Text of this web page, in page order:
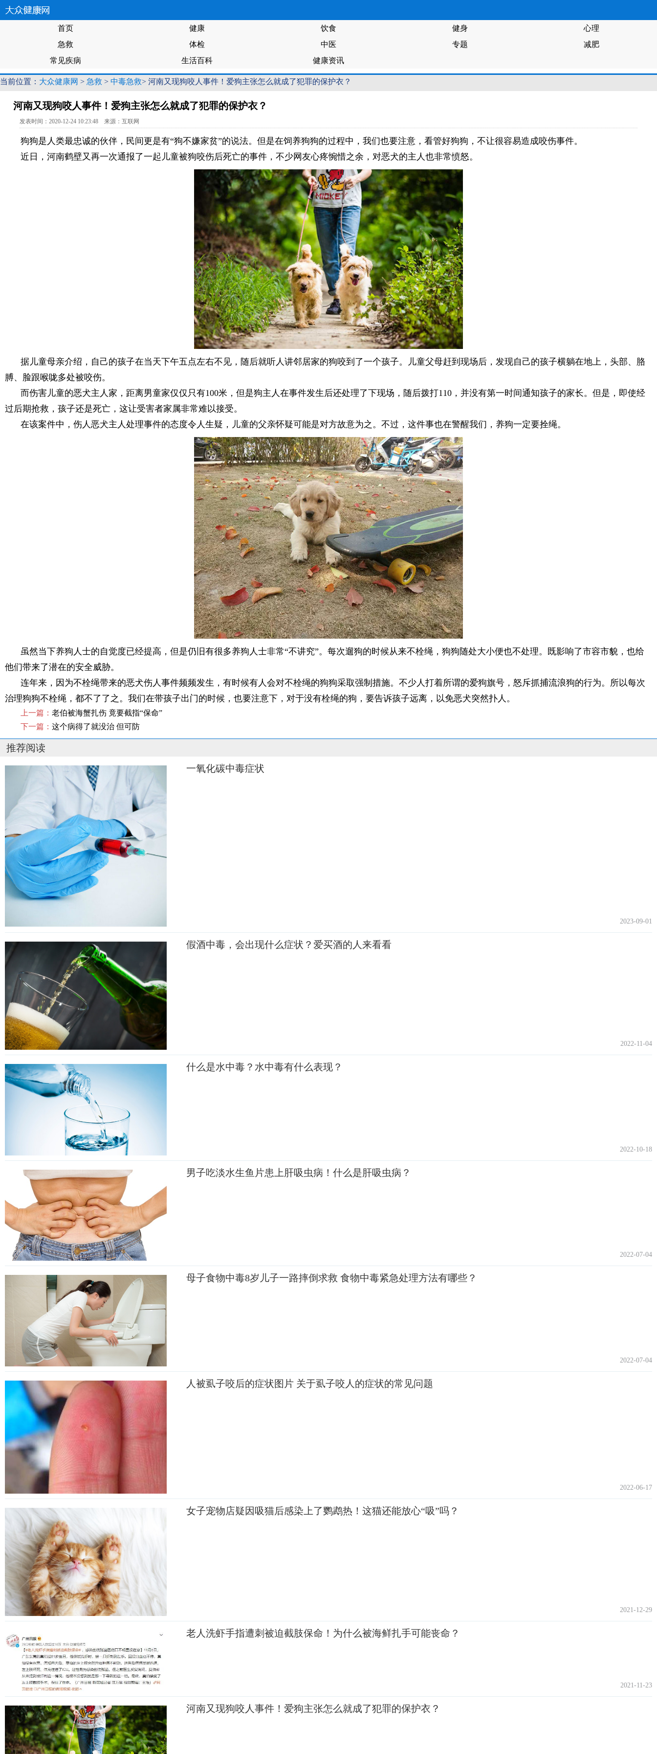
首页 健康 饮食 健身
心理
急救
体检 中医 专题
减肥
常见疾病
生活百科 健康资讯
当前位置： 大众健康网 > 急救 > 中毒急救> 河南又现狗咬人事件！爱狗主张怎么就成了犯罪的保护衣？
河南又现狗咬人事件！爱狗主张怎么就成了犯罪的保护衣？
发表时间：2020-12-24 10:23:48 来源：互联网
狗狗是人类最忠诚的伙伴，民间更是有“狗不嫌家贫”的说法。但是在饲养狗狗的过程中，我们也要注意，看管好狗狗，不让很容易造成咬伤事件。
近日，河南鹤壁又再一次通报了一起儿童被狗咬伤后死亡的事件，不少网友心疼惋惜之余，对恶犬的主人也非常愤怒。
据儿童母亲介绍，自己的孩子在当天下午五点左右不见，随后就听人讲邻居家的狗咬到了一个孩子。儿童父母赶到现场后，发现自己的孩子横躺在地上，头部、胳
膊、脸跟喉咙多处被咬伤。
而伤害儿童的恶犬主人家，距离男童家仅仅只有100米，但是狗主人在事件发生后还处理了下现场，随后拨打110，并没有第一时间通知孩子的家长。但是，即使经
过后期抢救，孩子还是死亡，这让受害者家属非常难以接受。
在该案件中，伤人恶犬主人处理事件的态度令人生疑，儿童的父亲怀疑可能是对方故意为之。不过，这件事也在警醒我们，养狗一定要拴绳。
虽然当下养狗人士的自觉度已经提高，但是仍旧有很多养狗人士非常“不讲究”。每次遛狗的时候从来不栓绳，狗狗随处大小便也不处理。既影响了市容市貌，也给
他们带来了潜在的安全威胁。
连年来，因为不栓绳带来的恶犬伤人事件频频发生，有时候有人会对不栓绳的狗狗采取强制措施。不少人打着所谓的爱狗旗号，怒斥抓捕流浪狗的行为。所以每次
治理狗狗不栓绳，都不了了之。我们在带孩子出门的时候，也要注意下，对于没有栓绳的狗，要告诉孩子远离，以免恶犬突然扑人。
上一篇： 老伯被海蟹扎伤 竟要截指“保命”
下一篇： 这个病得了就没治 但可防
推荐阅读
一氧化碳中毒症状
2023-09-01
假酒中毒，会出现什么症状？爱买酒的人来看看
2022-11-04
什么是水中毒？水中毒有什么表现？
2022-10-18
男子吃淡水生鱼片患上肝吸虫病！什么是肝吸虫病？
2022-07-04
母子食物中毒8岁儿子一路摔倒求救 食物中毒紧急处理方法有哪些？
2022-07-04
人被虱子咬后的症状图片 关于虱子咬人的症状的常见问题
2022-06-17
女子宠物店疑因吸猫后感染上了鹦鹉热！这猫还能放心“吸”吗？
2021-12-29
老人洗虾手指遭刺被迫截肢保命！为什么被海鲜扎手可能丧命？
2021-11-23
河南又现狗咬人事件！爱狗主张怎么就成了犯罪的保护衣？